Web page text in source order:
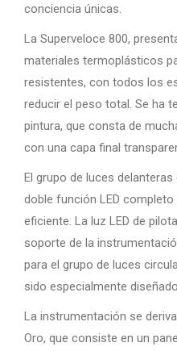
conciencia únicas.
La Superveloce 800,
materiales termoplásticos
resistentes, con todos los
reducir el peso total. Se ha
pintura, que consta de
con una capa final
El grupo de luces
doble función LED
eficiente. La luz LED de
soporte de la
para el grupo de luces
sido especialmente
La instrumentación se
Oro, que consiste en un